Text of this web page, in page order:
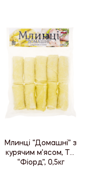
Млинці “Домашні” з
курячим м’ясом, ТМ
“Фіорд”, 0,5кг